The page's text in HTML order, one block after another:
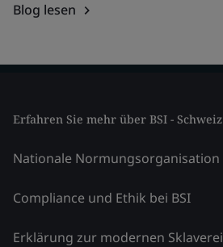
Blog lesen
Erfahren Sie mehr über BSI - Schweiz
Nationale Normungsorganisation
Compliance und Ethik bei BSI
Erklärung zur modernen Sklaverei